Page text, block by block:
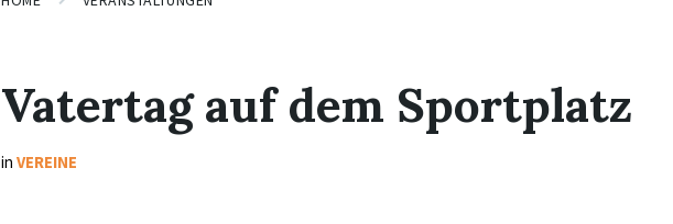
Vatertag auf dem Sportplatz
inVEREINE